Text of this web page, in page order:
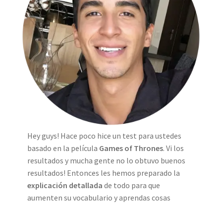
Hey guys! Hace poco hice un test para ustedes
basado en la película Games of Thrones. Vi los
resultados y mucha gente no lo obtuvo buenos
resultados! Entonces les hemos preparado la
explicación detallada de todo para que
aumenten su vocabulario y aprendas cosas